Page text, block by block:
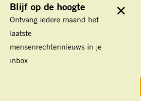
Blijf op de hoogte
Ontvang iedere maand het
laatste
mensenrechtennieuws in je
inbox
Sluit